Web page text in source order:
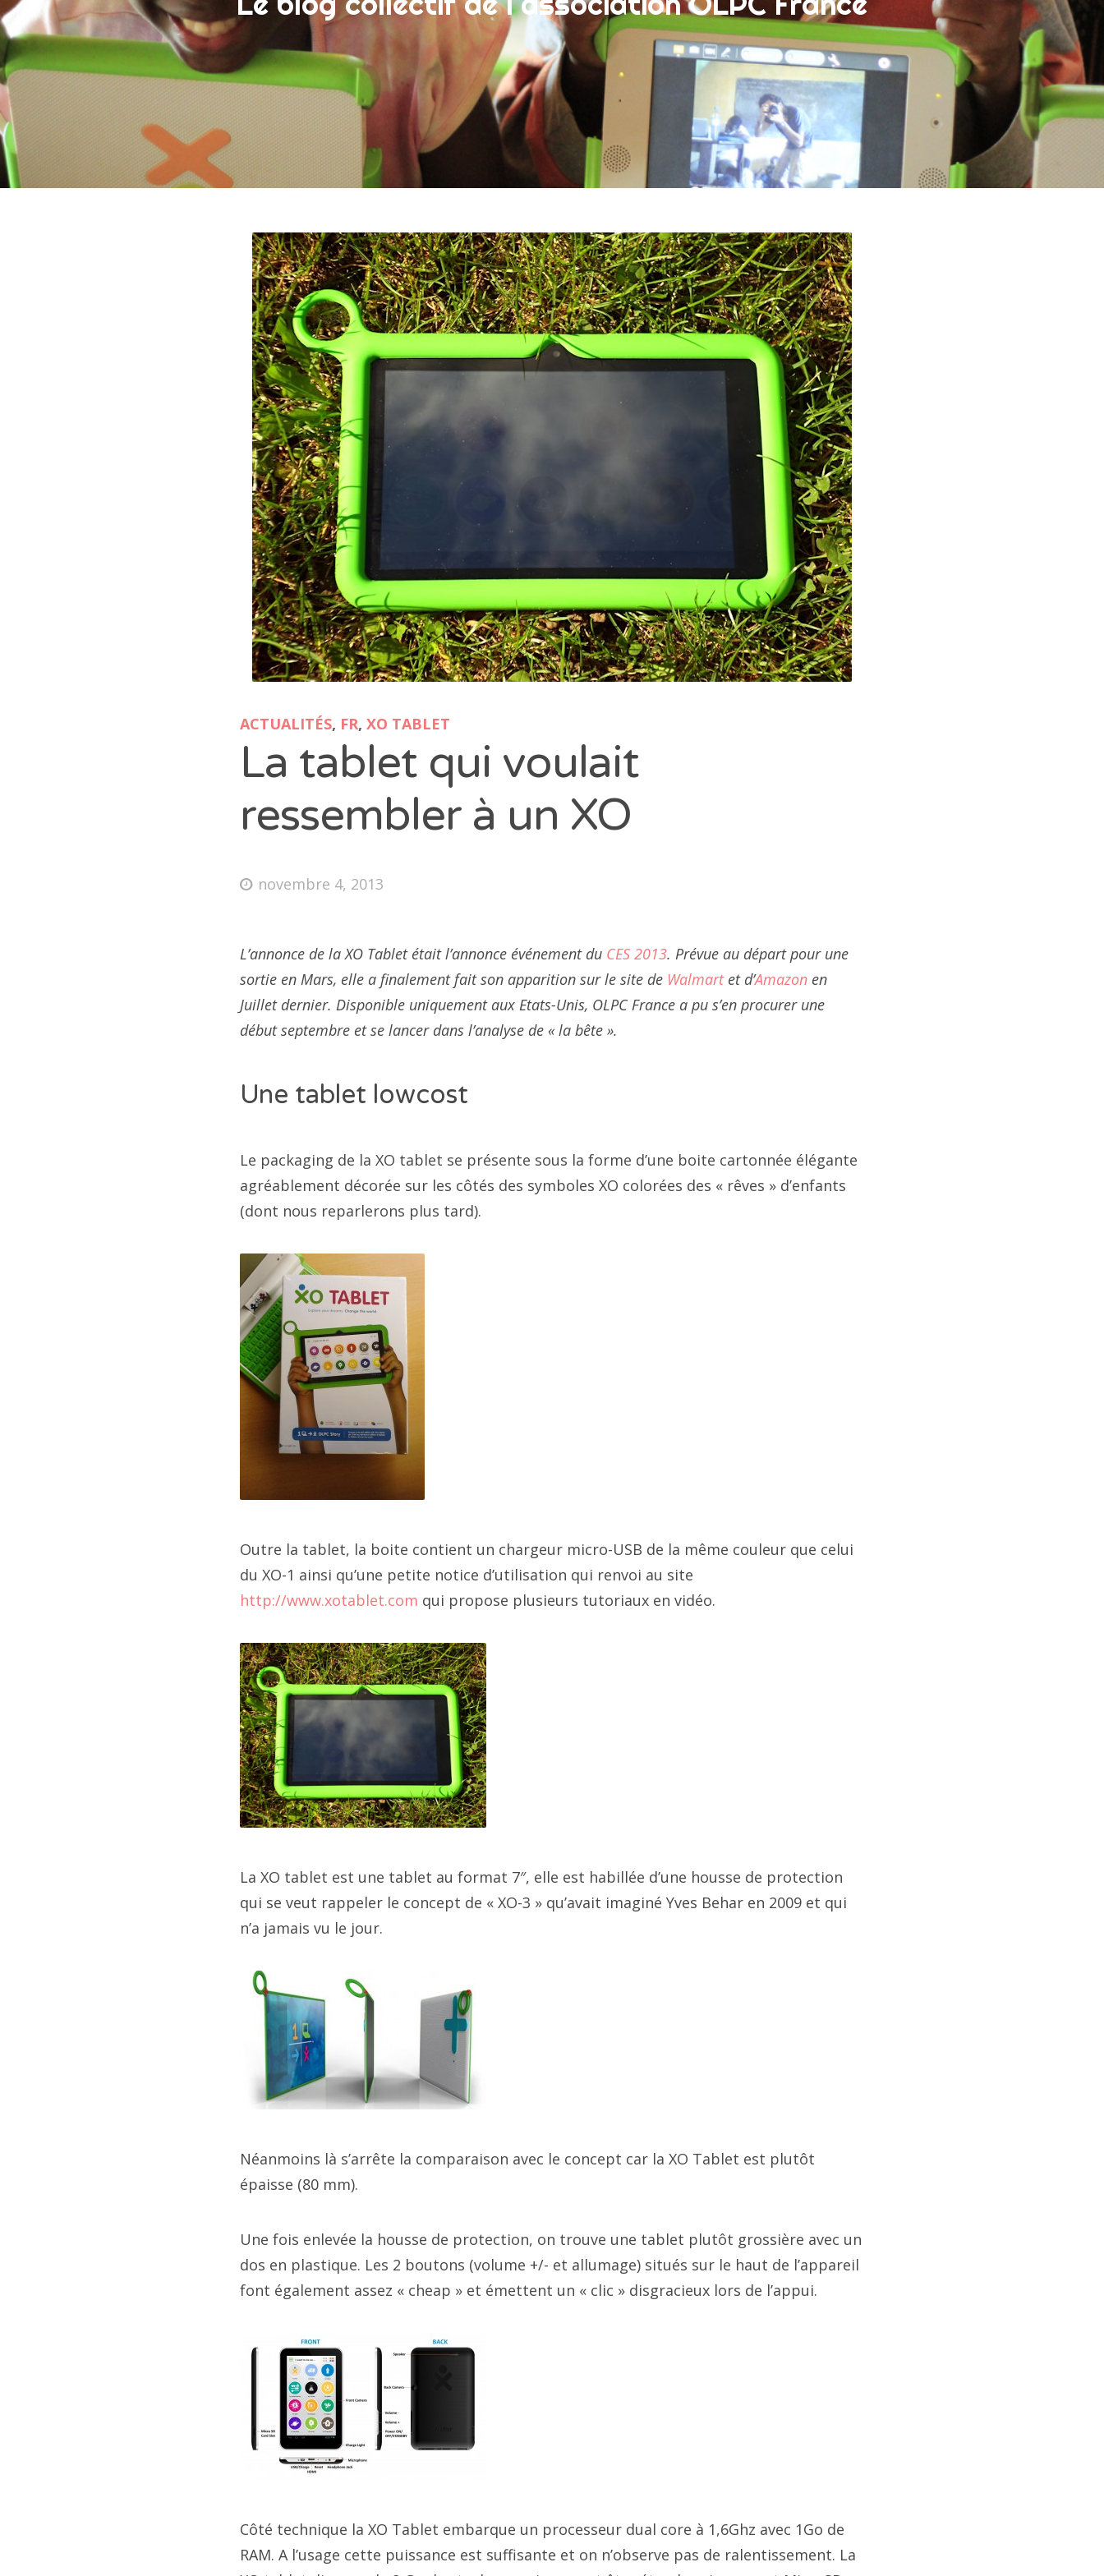
ACTUALITÉS, FR, XO TABLET
La tablet qui voulait
ressembler à un XO
novembre 4, 2013
L’annonce de la XO Tablet était l’annonce événement du CES 2013. Prévue au départ pour une
sortie en Mars, elle a finalement fait son apparition sur le site de Walmartet d’Amazon en
Juillet dernier. Disponible uniquement aux Etats-Unis, OLPC France a pu s’en procurer une
début septembre et se lancer dans l’analyse de « la bête ».
Une tablet lowcost
Le packaging de la XO tablet se présente sous la forme d’une boite cartonnée élégante
agréablement décorée sur les côtés des symboles XO colorées des « rêves » d’enfants
(dont nous reparlerons plus tard).
Outre la tablet, la boite contient un chargeur micro-USB de la même couleur que celui
du XO-1 ainsi qu’une petite notice d’utilisation qui renvoi au site
http://www.xotablet.com qui propose plusieurs tutoriaux en vidéo.
La XO tablet est une tablet au format 7″, elle est habillée d’une housse de protection
qui se veut rappeler le concept de « XO-3 » qu’avait imaginé Yves Behar en 2009 et qui
n’a jamais vu le jour.
Néanmoins là s’arrête la comparaison avec le concept car la XO Tablet est plutôt
épaisse (80 mm).
Une fois enlevée la housse de protection, on trouve une tablet plutôt grossière avec un
dos en plastique. Les 2 boutons (volume +/- et allumage) situés sur le haut de l’appareil
font également assez « cheap » et émettent un « clic » disgracieux lors de l’appui.
Côté technique la XO Tablet embarque un processeur dual core à 1,6Ghz avec 1Go de
RAM. A l’usage cette puissance est suffisante et on n’observe pas de ralentissement. La